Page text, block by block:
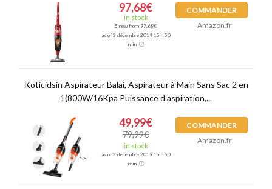
97,68€
in stock
5 new from 97,68€
as of 3 décembre 2019 15 h 50
min
COMMANDER
Amazon.fr
Koticidsin Aspirateur Balai, Aspirateur à Main Sans Sac 2 en
1(800W/16Kpa Puissance d'aspiration,...
49,99€
79,99€
in stock
as of 3 décembre 2019 15 h 50
min
COMMANDER
Amazon.fr